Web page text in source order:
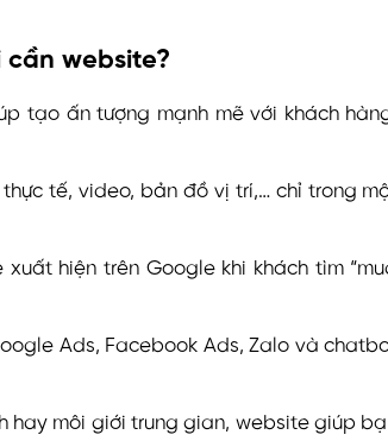
website?
tạo ấn tượng mạnh mẽ với khách
tế, video, bản đồ vị trí,… chỉ trong
xuất hiện trên Google khi khách tìm
Ads, Facebook Ads, Zalo và
hay môi giới trung gian, website giúp